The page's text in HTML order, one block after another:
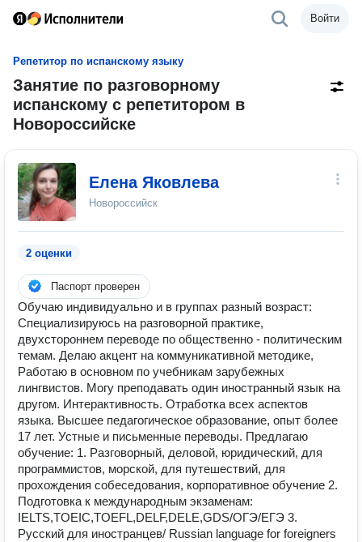
Войти
Репетитор по испанскому языку
Занятие по разговорному
испанскому с репетитором в
Новороссийске
Елена Яковлева
Новороссийск
2 оценки
Паспорт проверен
Обучаю индивидуально и в группах разный возраст:
Специализируюсь на разговорной практике,
двухстороннем переводе по общественно - политическим
темам. Делаю акцент на коммуникативной методике,
Работаю в основном по учебникам зарубежных
лингвистов. Могу преподавать один иностранный язык на
другом. Интерактивность. Отработка всех аспектов
языка. Высшее педагогическое образование, опыт более
17 лет. Устные и письменные переводы. Предлагаю
обучение: 1. Разговорный, деловой, юридический, для
программистов, морской, для путешествий, для
прохождения собеседования, корпоративное обучение 2.
Подготовка к международным экзаменам:
IELTS,TOEIC,TOEFL,DELF,DELE,GDS/ОГЭ/ЕГЭ 3.
Русский для иностранцев/ Russian language for foreigners